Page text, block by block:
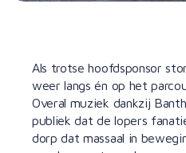
Als trotse hoofdsponsor
weer langs én op het
Overal muziek dankzij
publiek dat de lopers
dorp dat massaal in